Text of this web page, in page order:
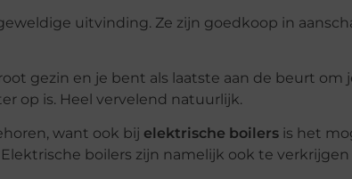
uitvinding. Ze zijn goedkoop in
gezin en je bent als laatste aan de beurt
op is. Heel vervelend natuurlijk.
want ook bij elektrische boilers is het
boilers zijn namelijk ook te